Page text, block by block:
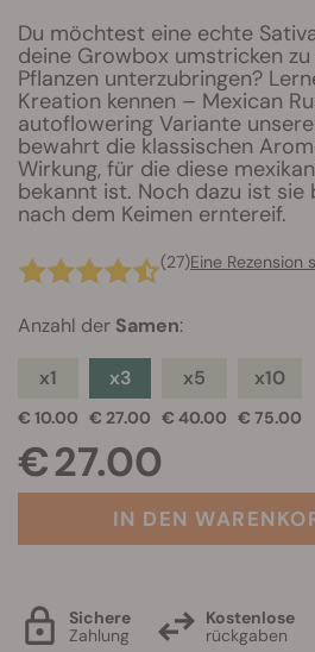
Du möchtest eine echte
deine Growbox umstricken
Pflanzen unterzubringen?
Kreation kennen – Mexican
autoflowering Variante
bewahrt die klassischen
Wirkung, für die diese
bekannt ist. Noch dazu ist sie
nach dem Keimen erntereif.
(27)Eine Rezension
Anzahl der Samen:
x1
€ 10.00
x3
€ 27.00
x5
€ 40.00
x10
€ 75.00
€ 27.00
IN DEN
Sichere
Zahlung
Kostenlose
rückgaben